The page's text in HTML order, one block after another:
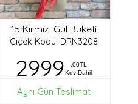
15 Kırmızı Gül Buketi
Çiçek Kodu: DRN3208
2999
,00TL
Kdv Dahil
Aynı Gün Teslimat